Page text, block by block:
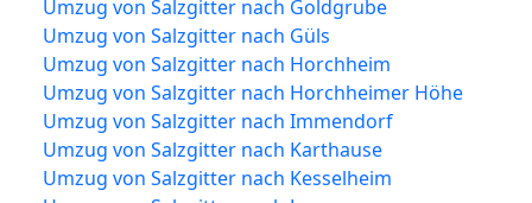
Umzug von Salzgitter nach Goldgrube
Umzug von Salzgitter nach Güls
Umzug von Salzgitter nach Horchheim
Umzug von Salzgitter nach Horchheimer Höhe
Umzug von Salzgitter nach Immendorf
Umzug von Salzgitter nach Karthause
Umzug von Salzgitter nach Kesselheim